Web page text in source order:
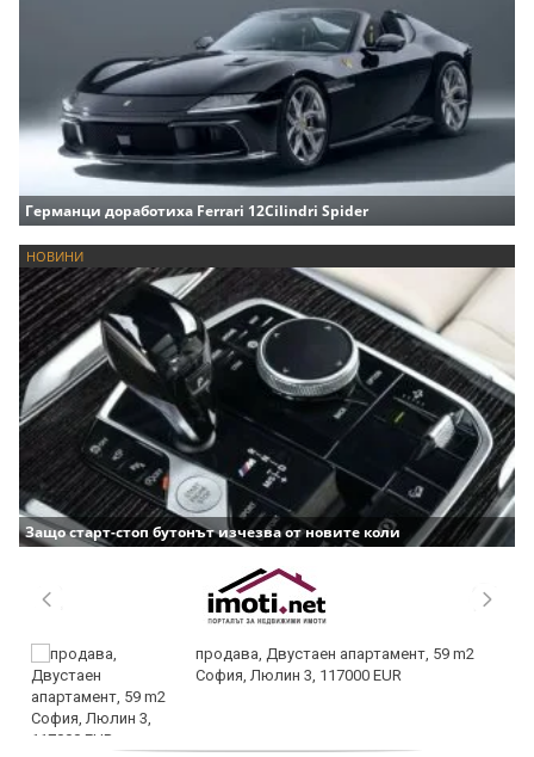
Германци доработиха Ferrari 12Cilindri Spider
НОВИНИ
Защо старт-стоп бутонът изчезва от новите коли
продава, Двустаен апартамент, 59 m2
София, Люлин 3, 117000 EUR